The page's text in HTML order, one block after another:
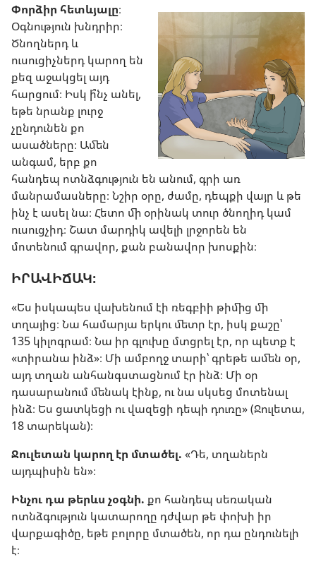
Փորձիր հետևյալը։
Օգնություն խնդրիր։
Ծնողներդ և
ուսուցիչներդ կարող են
քեզ աջակցել այդ
հարցում։ Իսկ ի՞նչ անել,
եթե նրանք լուրջ
չընդունեն քո
ասածները։ Ամեն
անգամ, երբ քո
հանդեպ ոտնձգություն են անում, գրի առ
մանրամասները։ Նշիր օրը, ժամը, դեպքի վայր և թե
ինչ է ասել նա։ Հետո մի օրինակ տուր ծնողիդ կամ
ուսուցչիդ։ Շատ մարդիկ ավելի լրջորեն են
մոտենում գրավոր, քան բանավոր խոսքին։
ԻՐԱՎԻՃԱԿ։
«Ես իսկապես վախենում էի ռեգբիի թիմից մի
տղայից։ Նա համարյա երկու մետր էր, իսկ քաշը՝
135 կիլոգրամ։ Նա իր գլուխը մտցրել էր, որ պետք է
«տիրանա ինձ»։ Մի ամբողջ տարի՝ գրեթե ամեն օր,
այդ տղան անհանգստացնում էր ինձ։ Մի օր
դասարանում մենակ էինք, ու նա սկսեց մոտենալ
ինձ։ Ես ցատկեցի ու վազեցի դեպի դուռը» (Ջուլետա,
18 տարեկան)։
Ջուլետան կարող էր մտածել. «Դե, տղաներն
այդպիսին են»։
Ինչու դա թերևս չօգնի. քո հանդեպ սեռական
ոտնձգություն կատարողը դժվար թե փոխի իր
վարքագիծը, եթե բոլորը մտածեն, որ դա ընդունելի
է։